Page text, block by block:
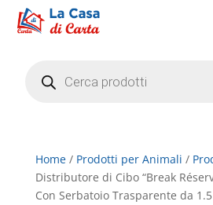
search
Home/ Prodotti per Animali /
Distributore di Cibo “Break
Con Serbatoio Trasparente da